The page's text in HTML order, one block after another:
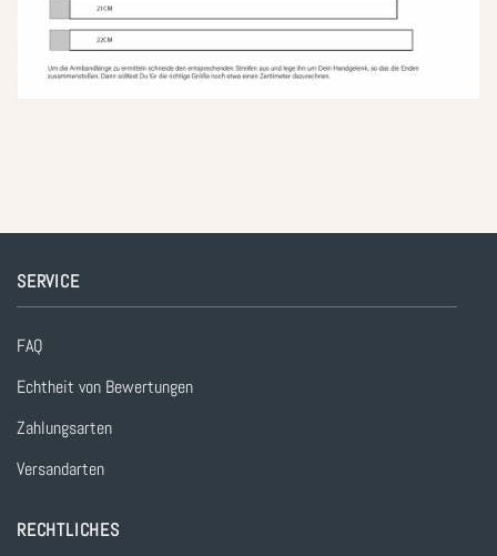
SERVICE
FAQ
Echtheit von Bewertungen
Zahlungsarten
Versandarten
RECHTLICHES